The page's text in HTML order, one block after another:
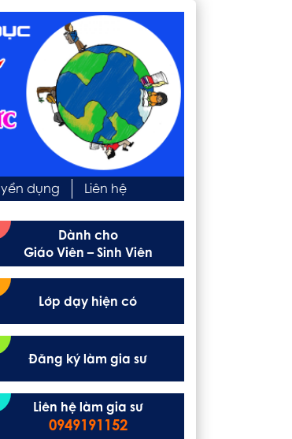
dụng Liên hệ
Dành cho
Giáo Viên – Sinh Viên
Lớp dạy hiện có
Đăng ký làm gia sư
Liên hệ làm gia sư
0949191152